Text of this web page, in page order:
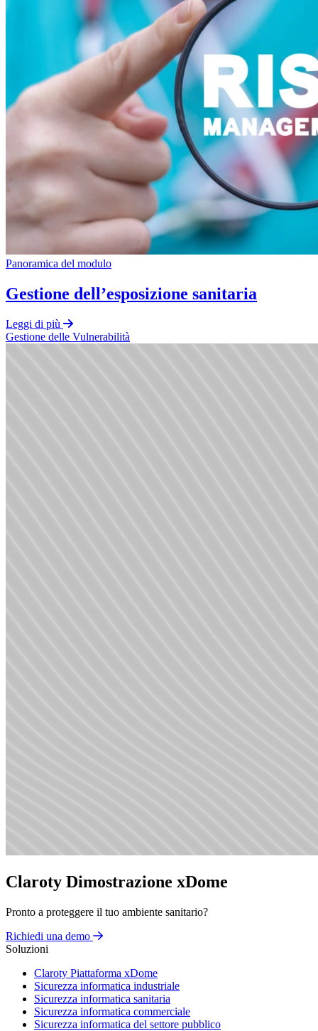
Panoramica del modulo
Gestione dell’esposizione sanitaria
Leggi di più
Gestione delle Vulnerabilità
Claroty Dimostrazione xDome
Pronto a proteggere il tuo ambiente sanitario?
Richiedi una demo
Soluzioni
Claroty Piattaforma xDome
Sicurezza informatica industriale
Sicurezza informatica sanitaria
Sicurezza informatica commerciale
Sicurezza informatica del settore pubblico